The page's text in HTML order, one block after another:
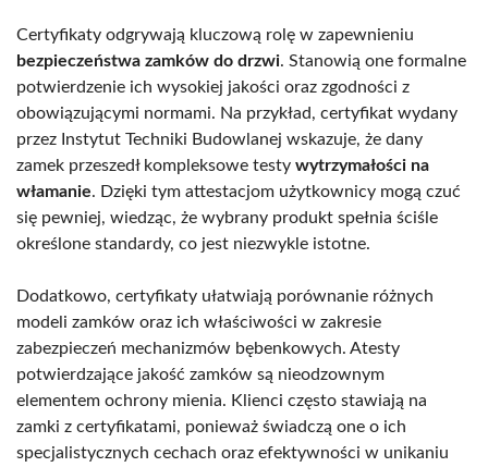
Certyfikaty odgrywają kluczową rolę w zapewnieniu
bezpieczeństwa zamków do drzwi. Stanowią one formalne
potwierdzenie ich wysokiej jakości oraz zgodności z
obowiązującymi normami. Na przykład, certyfikat wydany
przez Instytut Techniki Budowlanej wskazuje, że dany
zamek przeszedł kompleksowe testy wytrzymałości na
włamanie. Dzięki tym attestacjom użytkownicy mogą czuć
się pewniej, wiedząc, że wybrany produkt spełnia ściśle
określone standardy, co jest niezwykle istotne.
Dodatkowo, certyfikaty ułatwiają porównanie różnych
modeli zamków oraz ich właściwości w zakresie
zabezpieczeń mechanizmów bębenkowych. Atesty
potwierdzające jakość zamków są nieodzownym
elementem ochrony mienia. Klienci często stawiają na
zamki z certyfikatami, ponieważ świadczą one o ich
specjalistycznych cechach oraz efektywności w unikaniu